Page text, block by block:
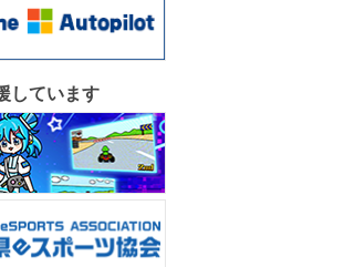
しています